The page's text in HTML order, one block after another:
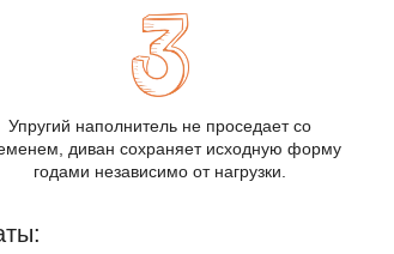
Упругий наполнитель не проседает со
диван сохраняет исходную форму
годами независимо от нагрузки.